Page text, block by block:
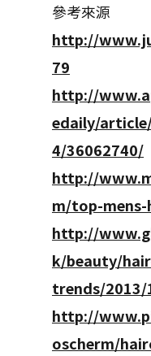
參考來源
http://
79
http://
edaily/
4/36062740/
http://
m/top-
http://
k/beauty/
trends/
http://
oscherm/